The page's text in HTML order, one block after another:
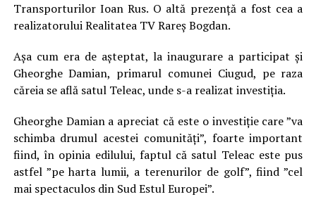
Transporturilor Ioan Rus. O altă prezență a fost cea a
realizatorului Realitatea TV Rareș Bogdan.
Așa cum era de așteptat, la inaugurare a participat și
Gheorghe Damian, primarul comunei Ciugud, pe raza
căreia se află satul Teleac, unde s-a realizat investiția.
Gheorghe Damian a apreciat că este o investiţie care ”va
schimba drumul acestei comunităţi”, foarte important
fiind, în opinia edilului, faptul că satul Teleac este pus
astfel ”pe harta lumii, a terenurilor de golf”, fiind ”cel
mai spectaculos din Sud Estul Europei”.